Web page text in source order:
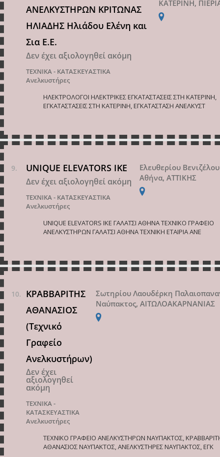
ΑΝΕΛΚΥΣΤΗΡΩΝ ΚΡΙΤΩΝΑΣ
ΗΛΙΑΔΗΣ Ηλιάδου Ελένη και
Σια Ε.Ε.
Δεν έχει αξιολογηθεί ακόμη
ΤΕΧΝΙΚΑ - ΚΑΤΑΣΚΕΥΑΣΤΙΚΑ
Ανελκυστήρες
ΚΑΤΕΡΙΝΗ,
ΗΛΕΚΤΡΟΛΟΓΟΙ ΗΛΕΚΤΡΙΚΕΣ ΕΓΚΑΤΑΣΤΑΣΕΙΣ ΣΤΗ ΚΑΤΕΡΙΝΗ,
ΕΓΚΑΤΑΣΤΑΣΕΙΣ ΣΤΗ ΚΑΤΕΡΙΝΗ, ΕΓΚΑΤΑΣΤΑΣΗ ΑΝΕΛΚΥΣΤ
UNIQUE ELEVATORS IKE
Δεν έχει αξιολογηθεί ακόμη
ΤΕΧΝΙΚΑ - ΚΑΤΑΣΚΕΥΑΣΤΙΚΑ
Ανελκυστήρες
Ελευθερίου
Αθήνα, ΑΤΤΙΚΗΣ
UNIQUE ELEVATORS IKE ΓΑΛΑΤΣΙ ΑΘΗΝΑ ΤΕΧΝΙΚΟ ΓΡΑΦΕΙΟ
ΑΝΕΛΚΥΣΤΗΡΩΝ ΓΑΛΑΤΣΙ ΑΘΗΝΑ ΤΕΧΝΙΚΗ ΕΤΑΙΡΙΑ ΑΝΕ
ΚΡΑΒΒΑΡΙΤΗΣ
ΑΘΑΝΑΣΙΟΣ
(Τεχνικό
Γραφείο
Ανελκυστήρων)
Δεν έχει
αξιολογηθεί
ακόμη
ΤΕΧΝΙΚΑ -
ΚΑΤΑΣΚΕΥΑΣΤΙΚΑ
Ανελκυστήρες
Σωτηρίου Λαουδέρκη
Ναύπακτος, ΑΙΤΩΛΟΑΚΑΡΝΑΝΙΑΣ
ΤΕΧΝΙΚΟ ΓΡΑΦΕΙΟ ΑΝΕΛΚΥΣΤΗΡΩΝ ΝΑΥΠΑΚΤΟΣ,
ΑΘΑΝΑΣΙΟΣ ΝΑΥΠΑΚΤΟΣ, ΑΝΕΛΚΥΣΤΗΡΕΣ ΝΑΥΠΑΚΤΟΣ, ΕΓΚ